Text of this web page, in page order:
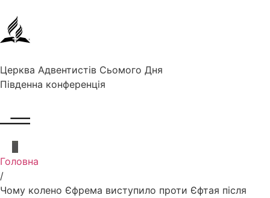
Церква Адвентистів Сьомого Дня
Південна конференція
Головна
/
Чому колено Єфрема виступило проти Єфтая після